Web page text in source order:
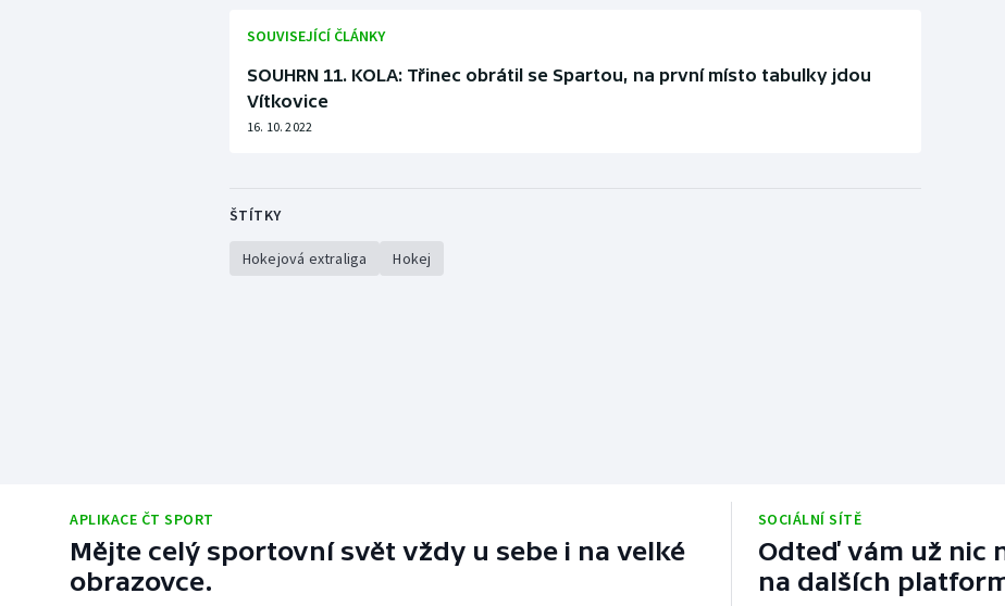
SOUVISEJÍCÍ ČLÁNKY
SOUHRN 11. KOLA: Třinec obrátil se Spartou, na první místo tabulky jdou
Vítkovice
16. 10. 2022
ŠTÍTKY
Hokejová extraliga Hokej
APLIKACE ČT SPORT
Mějte celý sportovní svět vždy u sebe i na velké
obrazovce.
SOCIÁLNÍ SÍTĚ
Odteď vám už nic
na dalších